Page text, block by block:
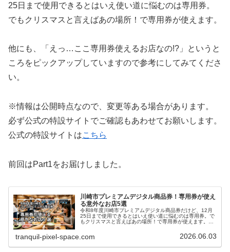
25日まで使用できるとはいえ使い道に悩むのは専用券。
でもクリスマスと言えばあの場所！で専用券が使えます。
他にも、「えっ…ここ専用券使えるお店なの!?」というと
ころをピックアップしていますので参考にしてみてくださ
い。
※情報は公開時点なので、変更等ある場合があります。
必ず公式の特設サイトでご確認もあわせてお願いします。
公式の特設サイトはこちら
前回はPart1をお届けしました。
川崎市プレミアムデジタル商品券！専用券が使え
る意外なお店5選
令和8年度川崎市プレミアムデジタル商品券だけど、12月
25日まで使用できるとはいえ使い道に悩むのは専用券。で
もクリスマスと言えばあの場所！で専用券が使えます。他
tranquil-pixel-space.com 2026.06.03